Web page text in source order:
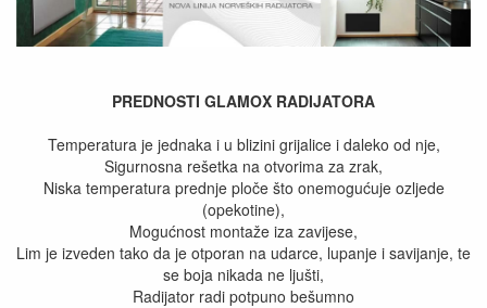
PREDNOSTI GLAMOX RADIJATORA
Temperatura je jednaka i u blizini grijalice i daleko od nje,
Sigurnosna rešetka na otvorima za zrak,
Niska temperatura prednje ploče što onemogućuje ozljede
(opekotine),
Mogućnost montaže iza zavijese,
Lim je izveden tako da je otporan na udarce, lupanje i savijanje, te
se boja nikada ne ljušti,
Radijator radi potpuno bešumno